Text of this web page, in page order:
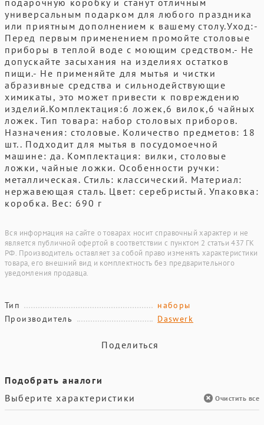
подарочную коробку и станут отличным
универсальным подарком для любого праздника
или приятным дополнением к вашему столу.Уход:-
Перед первым применением промойте столовые
приборы в теплой воде с моющим средством.- Не
допускайте засыхания на изделиях остатков
пищи.- Не применяйте для мытья и чистки
абразивные средства и сильнодействующие
химикаты, это может привести к повреждению
изделий.Комплектация:6 ложек,6 вилок,6 чайных
ложек. Тип товара: набор столовых приборов.
Назначения: столовые. Количество предметов: 18
шт.. Подходит для мытья в посудомоечной
машине: да. Комплектация: вилки, столовые
ложки, чайные ложки. Особенности ручки:
металлическая. Стиль: классический. Материал:
нержавеющая сталь. Цвет: серебристый. Упаковка:
коробка. Вес: 690 г
Вся информация на сайте о товарах носит справочный характер и не
является публичной офертой в соответствии с пунктом 2 статьи 437 ГК
РФ. Производитель оставляет за собой право изменять характеристики
товара, его внешний вид и комплектность без предварительного
уведомления продавца.
Тип
наборы
Производитель
Daswerk
Поделиться
Подобрать аналоги
Выберите характеристики
Очистить все